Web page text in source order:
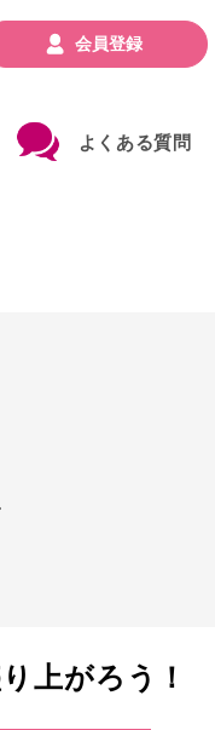
よくある質問
会員登録
上がろう！